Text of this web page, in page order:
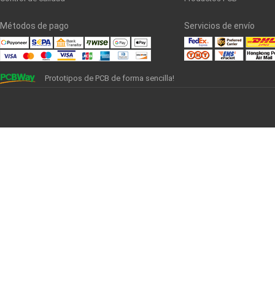
Métodos de pago Servicios de envío
Prototipos de PCB de forma sencilla!